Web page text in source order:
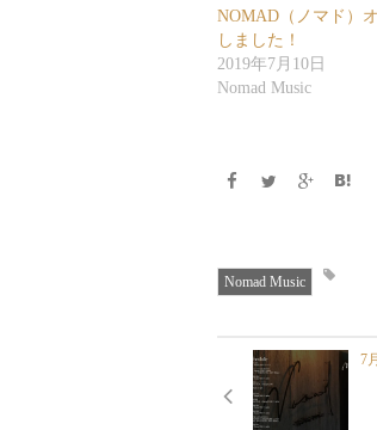
て
Twitter
で
共
有
(新
し
る
に
は
ク
リ
ッ
ク
さ
い
ン
ド
ウ
ま
す)
NOMAD（ノマド）
しました！
2019年7月10日
Nomad Music
Nomad Music
7